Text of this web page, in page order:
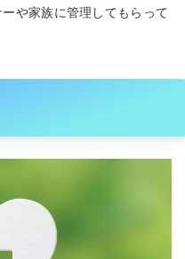
や家族に管理してもらって